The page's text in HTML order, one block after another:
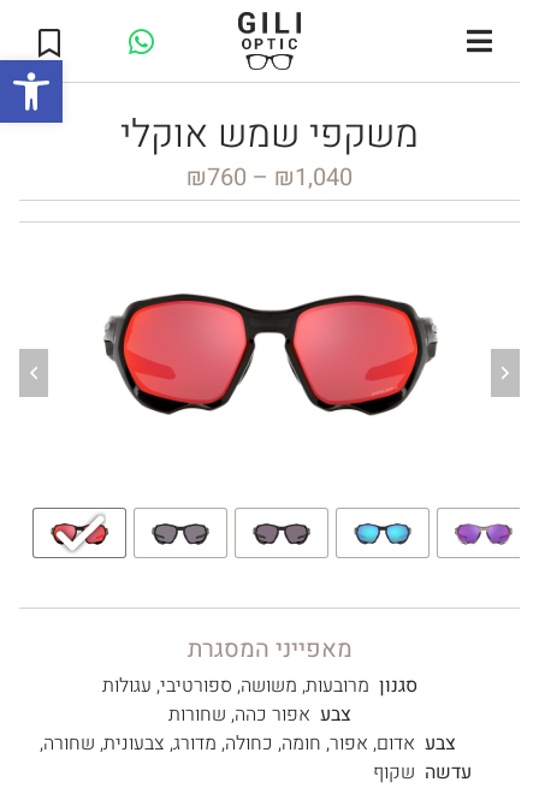
Open toolbar
משקפי שמש אוקלי
₪760 – ₪1,040
מאפייני המסגרת
סגנון מרובעות, משושה, ספורטיבי, עגולות
צבע אפור כהה, שחורות
צבע
עדשה
אדום, אפור, חומה, כחולה, מדורג, צבעונית, שחורה,
שקוף